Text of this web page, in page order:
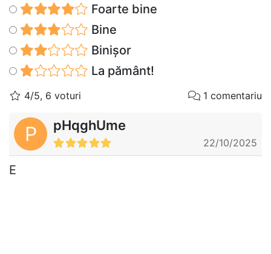
Foarte bine
Bine
Binișor
La pământ!
4/5, 6 voturi 1 comentariu
P pHqghUme
22/10/2025
E